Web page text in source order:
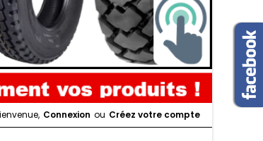
Connexion ou Créez votre compte